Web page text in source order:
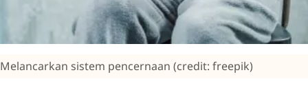
Melancarkan sistem pencernaan (credit: freepik)